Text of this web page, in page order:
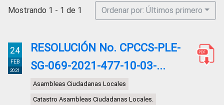
Social
Mostrando 1 - 1 de 1 Ordenar por: Últimos primero
24
FEB
2021
RESOLUCIÓN No. CPCCS-PLE-
SG-069-2021-477-10-03-...
Asambleas Ciudadanas Locales
Catastro Asambleas Ciudadanas Locales.